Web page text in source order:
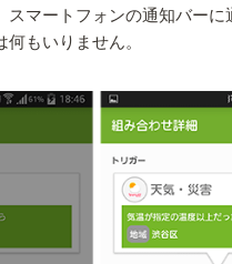
スマートフォンの通知バー
もいりません。